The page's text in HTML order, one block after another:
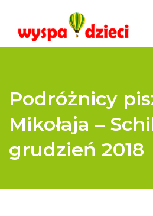
Podróżnicy
Mikołaja –
grudzień 2018